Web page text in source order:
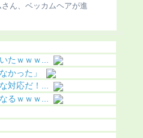
、ハゲ散らかってしまう
たｗｗｗ...
かった」
対応だ！...
るｗｗｗ...